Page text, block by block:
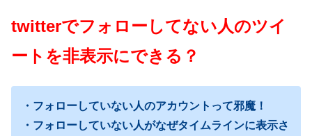
twitterでフォローしてない人のツイ
ートを非表示にできる？
・フォローしていない人のアカウントって邪魔！
・フォローしていない人がなぜタイムラインに表示さ